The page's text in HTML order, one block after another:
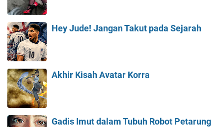
Hey Jude! Jangan Takut pada Sejarah
Akhir Kisah Avatar Korra
Gadis Imut dalam Tubuh Robot Petarung